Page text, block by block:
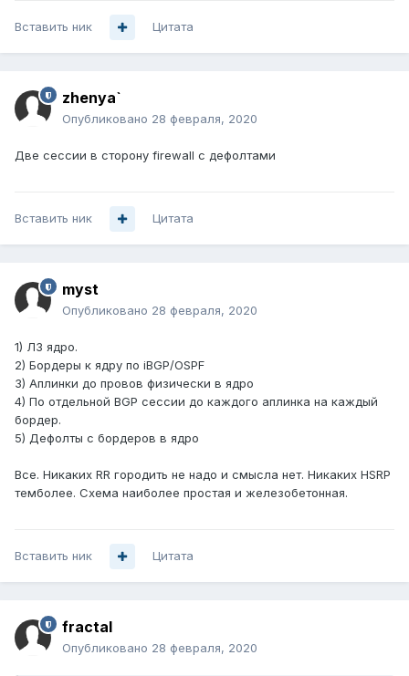
Вставить ник Цитата
zhenya`
Опубликовано 28 февраля, 2020
Две сессии в сторону firewall с дефолтами
Вставить ник Цитата
myst
Опубликовано 28 февраля, 2020
1) Л3 ядро.
2) Бордеры к ядру по iBGP/OSPF
3) Аплинки до провов физически в ядро
4) По отдельной BGP сессии до каждого аплинка на каждый
бордер.
5) Дефолты с бордеров в ядро
Все. Никаких RR городить не надо и смысла нет. Никаких HSRP
темболее. Схема наиболее простая и железобетонная.
Вставить ник Цитата
fractal
Опубликовано 28 февраля, 2020